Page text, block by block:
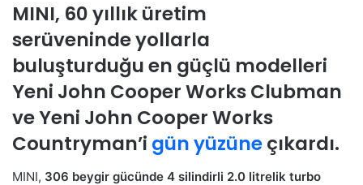
MINI, 60 yıllık üretim
serüveninde yollarla
buluşturduğu en güçlü modelleri
Yeni John Cooper Works Clubman
ve Yeni John Cooper Works
Countryman’i gün yüzüneçıkardı.
MINI, 306 beygir gücünde 4 silindirli 2.0 litrelik turbo